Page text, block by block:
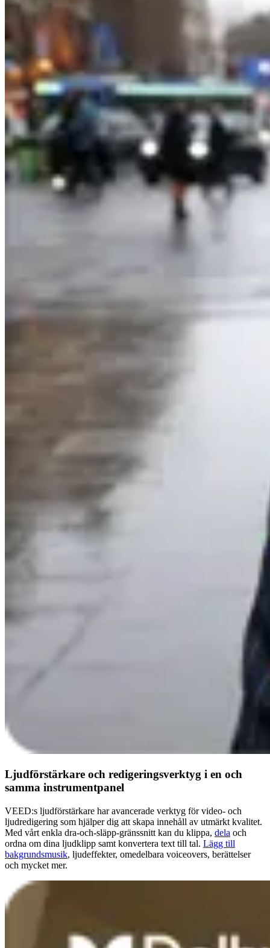
Ljudförstärkare och redigeringsverktyg i en och
samma instrumentpanel
VEED:s ljudförstärkare har avancerade verktyg för video- och
ljudredigering som hjälper dig att skapa innehåll av utmärkt kvalitet.
Med vårt enkla dra-och-släpp-gränssnitt kan du klippa, dela och
ordna om dina ljudklipp samt konvertera text till tal. Lägg till
bakgrundsmusik, ljudeffekter, omedelbara voiceovers, berättelser
och mycket mer.